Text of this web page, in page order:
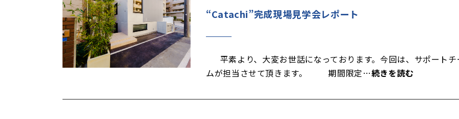
“Catachi”完成現場見学会レポート
平素より、大変お世話になっております。今回は、サポートチ
ムが担当させて頂きます。 期間限定…続きを読む